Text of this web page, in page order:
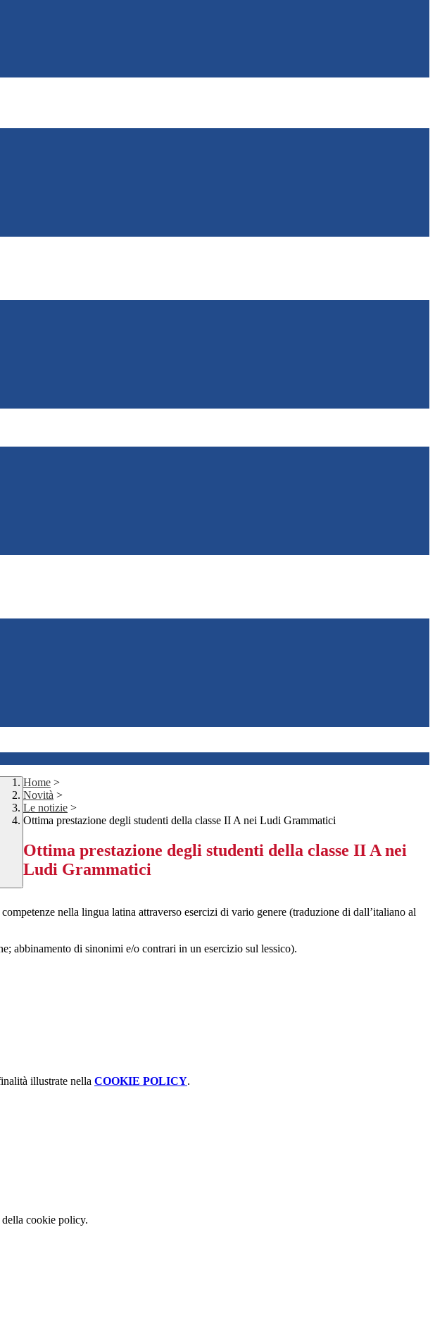
Home >
Novità >
Le notizie >
Ottima prestazione degli studenti della classe II A nei Ludi Grammatici
Ottima prestazione degli studenti della classe II A nei
Ludi Grammatici
nella lingua latina attraverso esercizi di vario genere (traduzione di dall’italiano al
abbinamento di sinonimi e/o contrari in un esercizio sul lessico).
illustrate nella COOKIE POLICY.
cookie policy.